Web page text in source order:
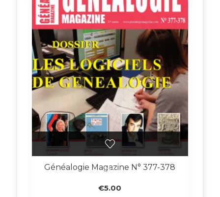
Généalogie Magazine N° 377-378
€5.00